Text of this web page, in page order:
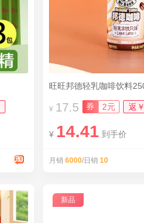
旺旺邦德轻乳咖啡饮料
¥ 17.5 券 2元 返
¥ 14.41 到手价
月销 6000/日销 10
新品